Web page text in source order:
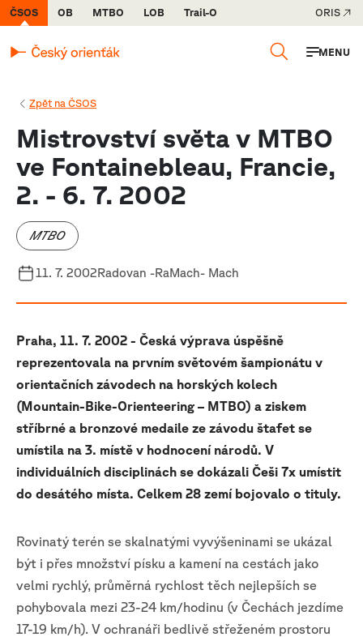
ČSOS OB MTBO LOB Trail-O ORIS
MENU
Zpět na ČSOS
Mistrovství světa v MTBO
ve Fontainebleau, Francie,
2. - 6. 7. 2002
MTBO
11. 7. 2002Radovan -RaMach- Mach
Praha, 11. 7. 2002 - Česká výprava úspěšně
reprezentovala na prvním světovém šampionátu v
orientačních závodech na horských kolech
(Mountain-Bike-Orienteering – MTBO) a ziskem
stříbrné a bronzové medaile ze závodu štafet se
umístila na 3. místě v hodnocení národů. V
individuálních disciplinách se dokázali Češi 7x umístit
do desátého místa. Celkem 28 zemí bojovalo o tituly.
Rovinatý terén se skalnatými vyvýšeninami se ukázal
být i přes množství písku a kamení na cestách jako
velmi rychlý, průměrná rychlost těch nejlepších se
pohybovala mezi 23-24 km/hodinu (v Čechách jezdíme
17-19 km/h). V ochranáři bedlivě střeženém prostoru